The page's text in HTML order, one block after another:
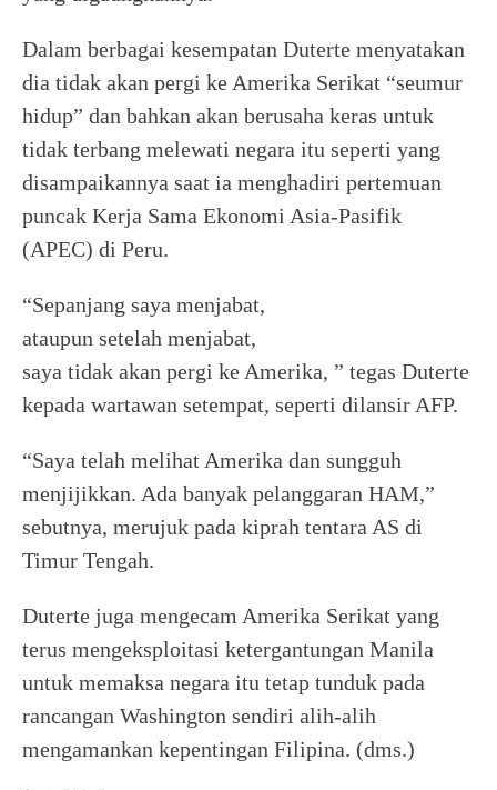
Dalam berbagai kesempatan Duterte menyatakan
dia tidak akan pergi ke Amerika Serikat “seumur
hidup” dan bahkan akan berusaha keras untuk
tidak terbang melewati negara itu seperti yang
disampaikannya saat ia menghadiri pertemuan
puncak Kerja Sama Ekonomi Asia-Pasifik
(APEC) di Peru.
“Sepanjang saya menjabat,
ataupun setelah menjabat,
saya tidak akan pergi ke Amerika, ” tegas Duterte
kepada wartawan setempat, seperti dilansir AFP.
“Saya telah melihat Amerika dan sungguh
menjijikkan. Ada banyak pelanggaran HAM,”
sebutnya, merujuk pada kiprah tentara AS di
Timur Tengah.
Duterte juga mengecam Amerika Serikat yang
terus mengeksploitasi ketergantungan Manila
untuk memaksa negara itu tetap tunduk pada
rancangan Washington sendiri alih-alih
mengamankan kepentingan Filipina. (dms.)